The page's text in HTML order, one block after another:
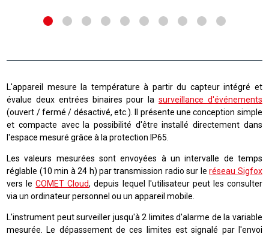
L'appareil mesure la température à partir du capteur intégré et
évalue deux entrées binaires pour la surveillance d'événements
(ouvert / fermé / désactivé, etc.). Il présente une conception simple
et compacte avec la possibilité d'être installé directement dans
l'espace mesuré grâce à la protection IP65.
Les valeurs mesurées sont envoyées à un intervalle de temps
réglable (10 min à 24 h) par transmission radio sur leréseau Sigfox
vers leCOMET Cloud, depuis lequel l'utilisateur peut les consulter
via un ordinateur personnel ou un appareil mobile.
L'instrument peut surveiller jusqu'à 2 limites d'alarme de la variable
mesurée. Le dépassement de ces limites est signalé par l'envoi